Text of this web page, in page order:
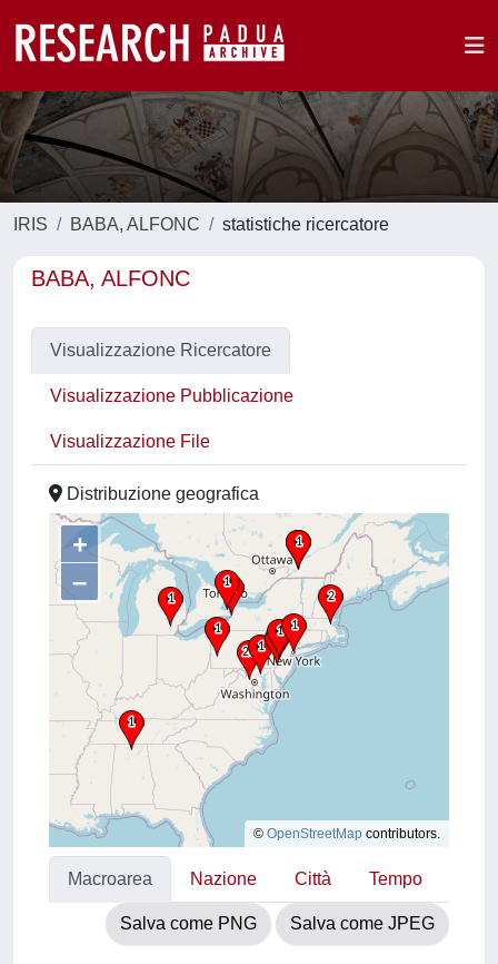
IRIS BABA, ALFONC statistiche ricercatore
BABA, ALFONC
Visualizzazione Ricercatore
Visualizzazione Pubblicazione
Visualizzazione File
Distribuzione geografica
+
–
© OpenStreetMap contributors.
Macroarea Nazione Città Tempo
Salva come PNG Salva come JPEG